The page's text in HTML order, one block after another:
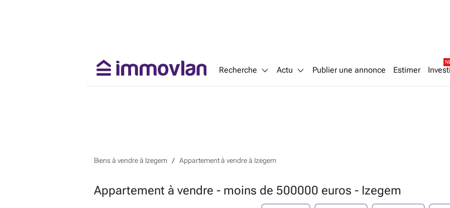
Recherche Actu Publier une annonce Estimer
Biens à vendre à Izegem Appartement à vendre à Izegem
Appartement à vendre - moins de 500000 euros - Izegem